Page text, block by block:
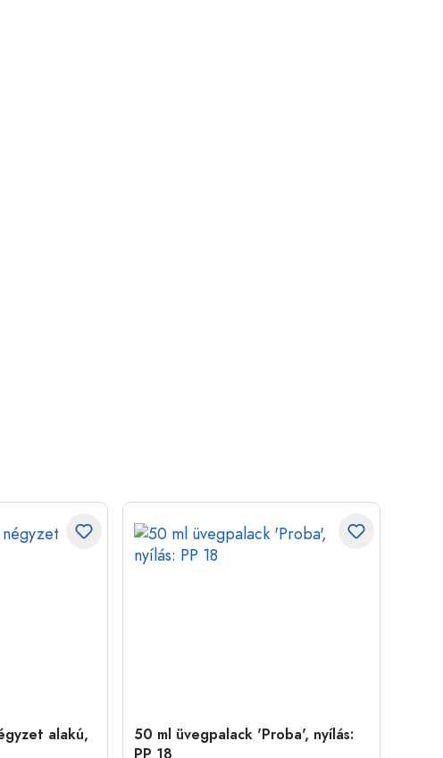
alakú,
50 ml üvegpalack 'Proba', nyílás: